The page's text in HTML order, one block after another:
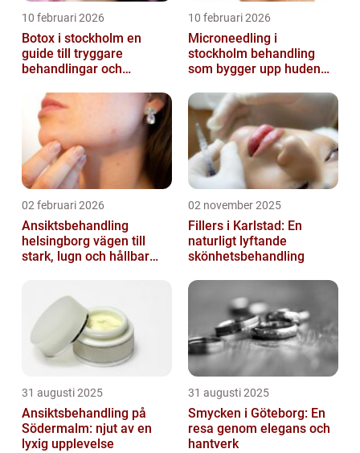
10 februari 2026
Botox i stockholm en
guide till tryggare
behandlingar och
10 februari 2026
Microneedling i
stockholm behandling
som bygger upp huden
02 februari 2026
Ansiktsbehandling
helsingborg vägen till
stark, lugn och hållbar
02 november 2025
Fillers i Karlstad: En
naturligt lyftande
skönhetsbehandling
31 augusti 2025
Ansiktsbehandling på
Södermalm: njut av en
lyxig upplevelse
31 augusti 2025
Smycken i Göteborg: En
resa genom elegans och
hantverk